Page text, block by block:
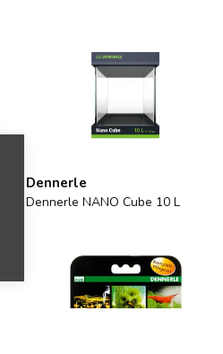
Dennerle
Dennerle NANO Cube 10 L